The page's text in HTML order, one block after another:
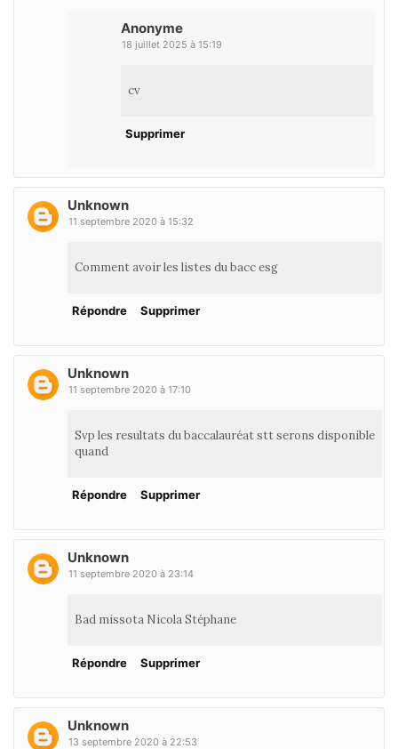
Anonyme
18 juillet 2025 à 15:19
cv
Supprimer
Unknown
11 septembre 2020 à 15:32
Comment avoir les listes du bacc esg
Répondre Supprimer
Unknown
11 septembre 2020 à 17:10
Svp les resultats du baccalauréat stt serons disponible
quand
Répondre Supprimer
Unknown
11 septembre 2020 à 23:14
Bad missota Nicola Stéphane
Répondre Supprimer
Unknown
13 septembre 2020 à 22:53